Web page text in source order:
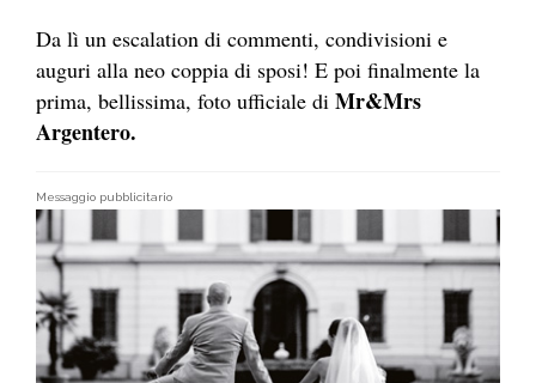
Da lì un escalation di commenti, condivisioni e
auguri alla neo coppia di sposi! E poi finalmente la
prima, bellissima, foto ufficiale di Mr&Mrs
Argentero.
Messaggio pubblicitario